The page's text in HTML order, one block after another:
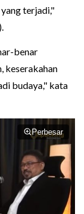
terjadi,"
benar
keserakahan
budaya," kata
Perbesar